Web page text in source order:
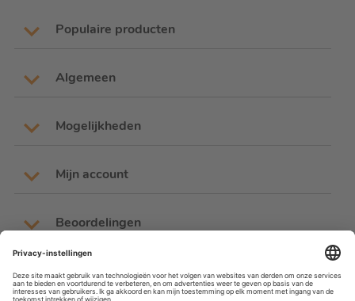
Populaire producten
Algemeen
Mogelijkheden
Mijn account
Beoordelingen